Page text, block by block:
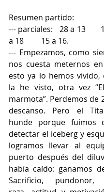
Resumen partido:
--- parciales:   28 a 13
a 18         15 a 16.
--- Empezamos, como
nos cuesta meternos
esto ya lo hemos vivido,
la he visto, otra vez
marmota”. Perdemos de
descanso. Pero el
hunde porque fuimos
detectar el iceberg y
logramos llevar al
puerto después del
había caído: ganamos
Sacrificio, pundonor,